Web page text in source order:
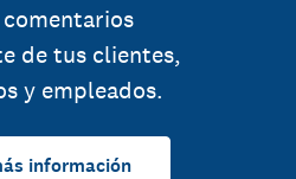
de tus clientes,
y empleados.
información